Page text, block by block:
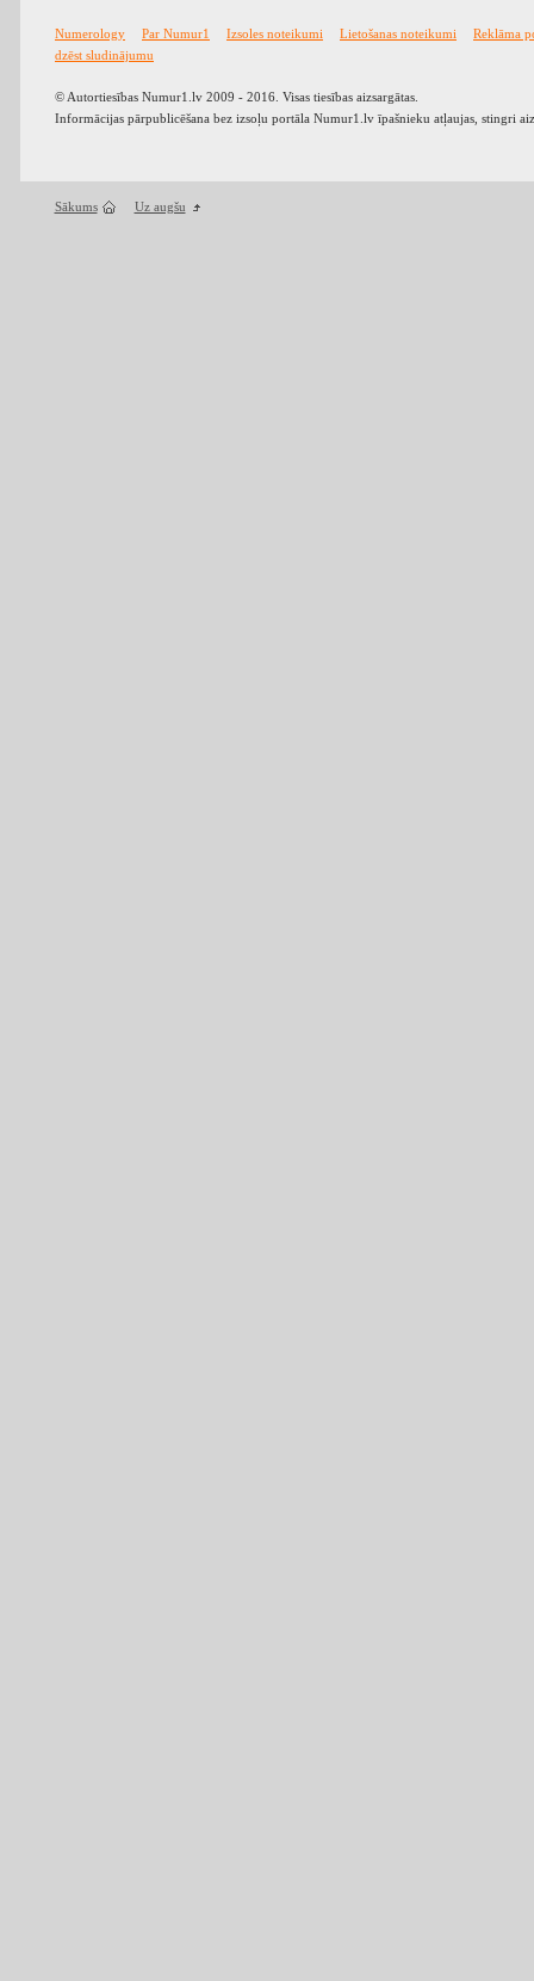
Numerology Par Numur1 Izsoles noteikumi Lietošanas noteikumi
Reklāma
dzēst sludinājumu
© Autortiesības Numur1.lv 2009 - 2016. Visas tiesības aizsargātas.
Informācijas pārpublicēšana bez izsoļu portāla Numur1.lv īpašnieku atļaujas, stingri
Sākums Uz augšu